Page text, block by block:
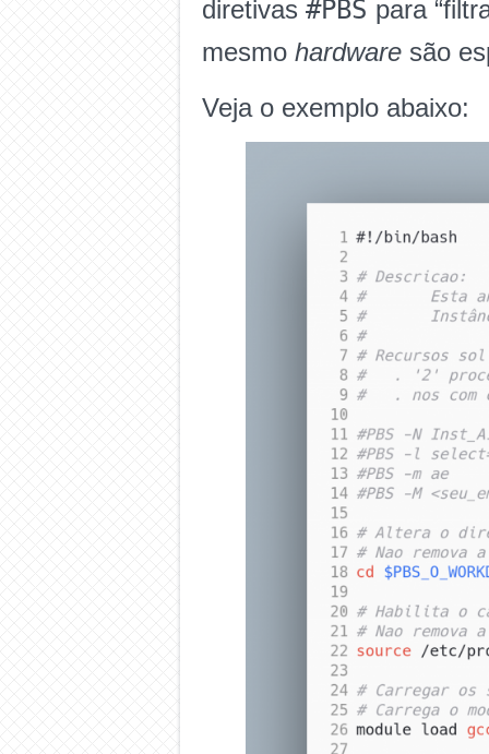
diretivas#PBS para
mesmo hardware são
Veja o exemplo abaixo: